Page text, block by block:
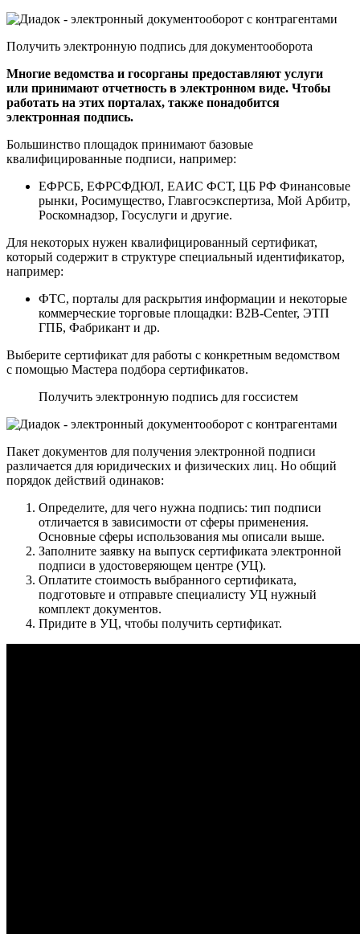
Получить электронную подпись для документооборота
Многие ведомства и госорганы предоставляют услуги
или принимают отчетность в электронном виде. Чтобы
работать на этих порталах, также понадобится
электронная подпись.
Большинство площадок принимают базовые
квалифицированные подписи, например:
ЕФРСБ, ЕФРСФДЮЛ, ЕАИС ФСТ, ЦБ РФ Финансовые
рынки, Росимущество, Главгосэкспертиза, Мой Арбитр,
Роскомнадзор, Госуслуги и другие.
Для некоторых нужен квалифицированный сертификат,
который содержит в структуре специальный идентификатор,
например:
ФТС, порталы для раскрытия информации и некоторые
коммерческие торговые площадки: B2B-Center, ЭТП
ГПБ, Фабрикант и др.
Выберите сертификат для работы с конкретным ведомством
с помощью Мастера подбора сертификатов.
Получить электронную подпись для госсистем
Пакет документов для получения электронной подписи
различается для юридических и физических лиц. Но общий
порядок действий одинаков:
Определите, для чего нужна подпись: тип подписи
отличается в зависимости от сферы применения.
Основные сферы использования мы описали выше.
Заполните заявку на выпуск сертификата электронной
подписи в удостоверяющем центре (УЦ).
Оплатите стоимость выбранного сертификата,
подготовьте и отправьте специалисту УЦ нужный
комплект документов.
Придите в УЦ, чтобы получить сертификат.